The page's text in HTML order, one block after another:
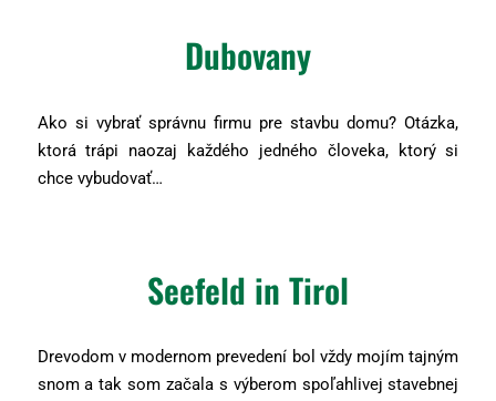
Dubovany
Ako si vybrať správnu firmu pre stavbu domu? Otázka,
ktorá trápi naozaj každého jedného človeka, ktorý si
chce vybudovať…
Seefeld in Tirol
Drevodom v modernom prevedení bol vždy mojím tajným
snom a tak som začala s výberom spoľahlivej stavebnej